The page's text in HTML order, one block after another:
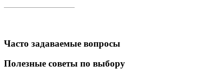
Часто задаваемые вопросы
Полезные советы по выбору